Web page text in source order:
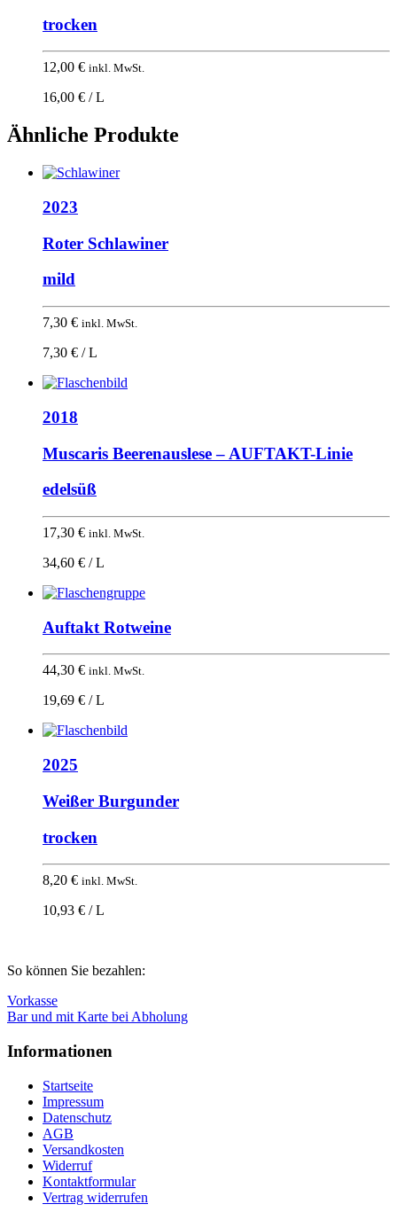
trocken
12,00 € inkl. MwSt.
16,00 € / L
Ähnliche Produkte
2023
Roter Schlawiner
mild
7,30 € inkl. MwSt.
7,30 € / L
2018
Muscaris Beerenauslese – AUFTAKT-Linie
edelsüß
17,30 € inkl. MwSt.
34,60 € / L
Auftakt Rotweine
44,30 € inkl. MwSt.
19,69 € / L
2025
Weißer Burgunder
trocken
8,20 € inkl. MwSt.
10,93 € / L
oben
So können Sie bezahlen:
Vorkasse
Bar und mit Karte bei Abholung
Informationen
Startseite
Impressum
Datenschutz
AGB
Versandkosten
Widerruf
Kontaktformular
Vertrag widerrufen